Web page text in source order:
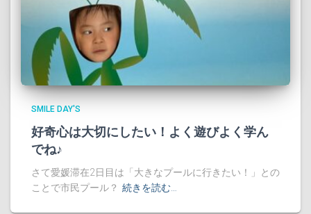
SMILE DAY'S
好奇心は大切にしたい！よく遊びよく学ん
でね♪
さて愛媛滞在2日目は「大きなプールに行きたい！」との
ことで市民プール？ 続きを読む…